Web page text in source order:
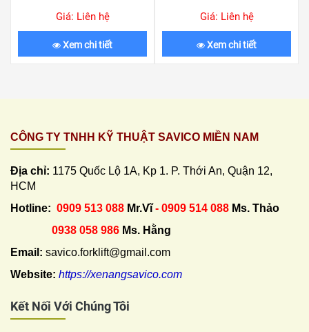
Giá: Liên hệ
Xem chi tiết
Giá: Liên hệ
Xem chi tiết
CÔNG TY TNHH KỸ THUẬT SAVICO MIỀN NAM
Địa chỉ: 1175 Quốc Lộ 1A, Kp 1. P. Thới An, Quận 12,
HCM
Hotline: 0909 513 088 Mr.Vĩ- 0909 514 088 Ms. Thảo
0938 058 986 Ms. Hằng
Email: savico.forklift@gmail.com
Website: https://xenangsavico.com
Kết Nối Với Chúng Tôi